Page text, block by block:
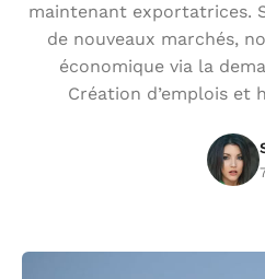
maintenant exportatrices.
de nouveaux marchés,
économique via la
Création d’emplois et